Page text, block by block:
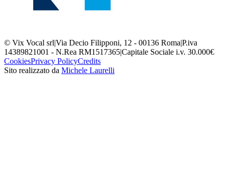
© Vix Vocal srl|Via Decio Filipponi, 12 - 00136 Roma|P.iva
14389821001 - N.Rea RM1517365|Capitale Sociale i.v. 30.000€
CookiesPrivacy PolicyCredits
Sito realizzato da Michele Laurelli